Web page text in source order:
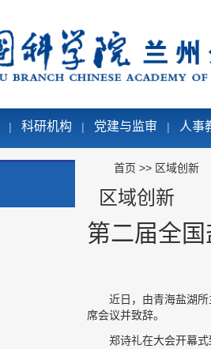
| 科研机构 | 党建与监审 | 人事
首页 >> 区域创新
区域创新
第二届全
近日，由青海盐湖
席会议并致辞。
郑诗礼在大会开幕